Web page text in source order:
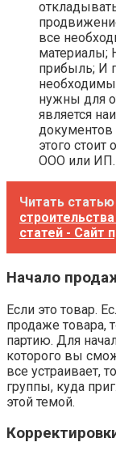
все
материалы;
прибыль; И
нужны для
является
этого
ООО или ИП.
Читать статью
статей - Сайт
Начало
Если это товар.
продаже товара,
партию. Для
которого вы
все устраивает,
группы, куда
этой темой.